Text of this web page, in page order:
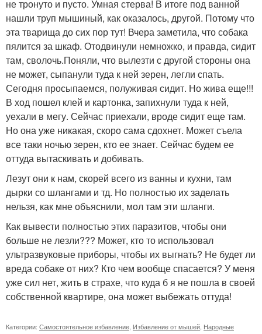
не тронуто и пусто. Умная стерва! В итоге под ванной
нашли труп мышиный, как оказалось, другой. Потому что
эта тварища до сих пор тут! Вчера заметила, что собака
пялится за шкаф. Отодвинули немножко, и правда, сидит
там, сволочь.Поняли, что вылезти с другой стороны она
не может, сыпанули туда к ней зерен, легли спать.
Сегодня просыпаемся, полуживая сидит. Но жива еще!!!
В ход пошел клей и картонка, запихнули туда к ней,
уехали в мегу. Сейчас приехали, вроде сидит еще там.
Но она уже никакая, скоро сама сдохнет. Может съела
все таки ночью зерен, кто ее знает. Сейчас будем ее
оттуда вытаскивать и добивать.
Лезут они к нам, скорей всего из ванны и кухни, там
дырки со шлангами и тд. Но полностью их заделать
нельзя, как мне объяснили, мол там эти шланги.
Как вывести полностью этих паразитов, чтобы они
больше не лезли??? Может, кто то использовал
ультразвуковые приборы, чтобы их выгнать? Не будет ли
вреда собаке от них? Кто чем вообще спасается? У меня
уже сил нет, жить в страхе, что куда б я не пошла в своей
собственной квартире, она может выбежать оттуда!
Категории: Самостоятельное избавление, Избавление от мышей, Народные